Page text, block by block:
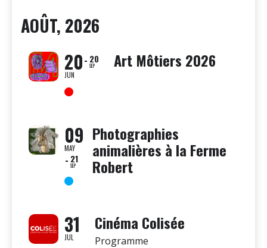
AOÛT, 2026
20
JUN
20
SEP Art Môtiers 2026
09
MAY
21
SEP
Photographies
animalières à la Ferme
Robert
31
JUL
Cinéma Colisée
Programme